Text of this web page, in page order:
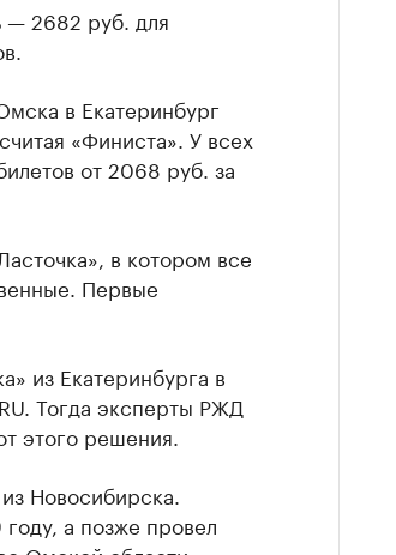
— 2682 руб. для
в Екатеринбург
«Финиста». У всех
от 2068 руб. за
в котором все
Первые
из Екатеринбурга в
Тогда эксперты РЖД
этого решения.
Новосибирска.
году, а позже провел